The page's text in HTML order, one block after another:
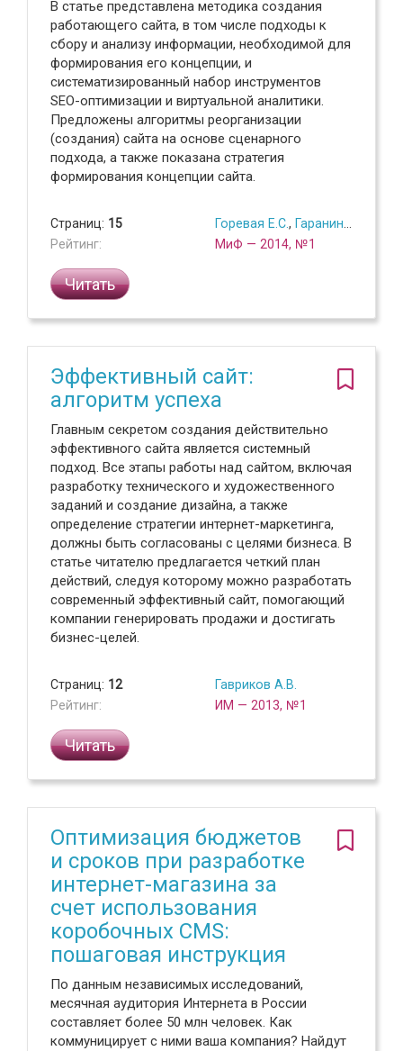
В статье представлена методика создания
работающего сайта, в том числе подходы к
сбору и анализу информации, необходимой для
формирования его концепции, и
систематизированный набор инструментов
SEO-оптимизации и виртуальной аналитики.
Предложены алгоритмы реорганизации
(создания) сайта на основе сценарного
подхода, а также показана стратегия
формирования концепции сайта.
Страниц: 15
Рейтинг:
Горевая Е.С., Гаранина М.В.
МиФ — 2014, №1
Читать
Эффективный сайт:
алгоритм успеха
Главным секретом создания действительно
эффективного сайта является системный
подход. Все этапы работы над сайтом, включая
разработку технического и художественного
заданий и создание дизайна, а также
определение стратегии интернет-маркетинга,
должны быть согласованы с целями бизнеса. В
статье читателю предлагается четкий план
действий, следуя которому можно разработать
современный эффективный сайт, помогающий
компании генерировать продажи и достигать
бизнес-целей.
Страниц: 12
Рейтинг:
Гавриков А.В.
ИМ — 2013, №1
Читать
Оптимизация бюджетов
и сроков при разработке
интернет-магазина за
счет использования
коробочных CMS:
пошаговая инструкция
По данным независимых исследований,
месячная аудитория Интернета в России
составляет более 50 млн человек. Как
коммуницирует с ними ваша компания? Найдут